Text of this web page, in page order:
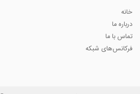
خانه
درباره ما
تماس با ما
فرکانس‌های شبکه